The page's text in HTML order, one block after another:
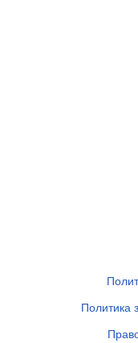
Политика